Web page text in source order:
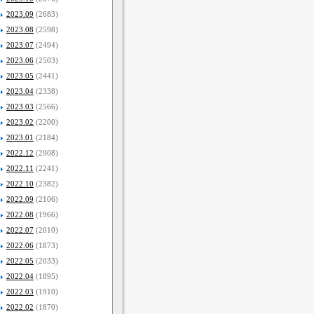
2023.09 (2683)
2023.08 (2598)
2023.07 (2494)
2023.06 (2503)
2023.05 (2441)
2023.04 (2338)
2023.03 (2566)
2023.02 (2200)
2023.01 (2184)
2022.12 (2908)
2022.11 (2241)
2022.10 (2382)
2022.09 (2106)
2022.08 (1966)
2022.07 (2010)
2022.06 (1873)
2022.05 (2033)
2022.04 (1895)
2022.03 (1910)
2022.02 (1870)